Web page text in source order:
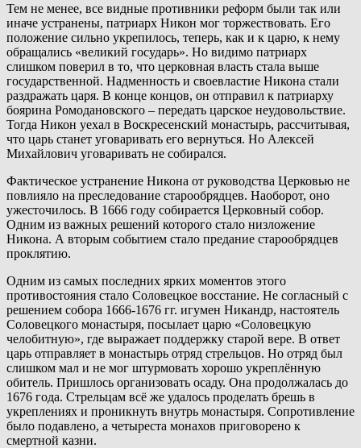
Тем не менее, все видные противники реформ были так или
иначе устранены, патриарх Никон мог торжествовать. Его
положение сильно укрепилось, теперь, как и к царю, к нему
обращались «великий государь». Но видимо патриарх
слишком поверил в то, что церковная власть стала выше
государственной. Надменность и своевластие Никона стали
раздражать царя. В конце концов, он отправил к патриарху
боярина Ромодановского – передать царское неудовольствие.
Тогда Никон уехал в Воскресенский монастырь, рассчитывая,
что царь станет уговаривать его вернуться. Но Алексей
Михайлович уговаривать не собирался.
Фактическое устранение Никона от руководства Церковью не
повлияло на преследование старообрядцев. Наоборот, оно
ужесточилось. В 1666 году собирается Церковный собор.
Одним из важных решений которого стало низложение
Никона. А вторым событием стало предание старообрядцев
проклятию.
Одним из самых последних ярких моментов этого
противостояния стало Соловецкое восстание. Не согласный с
решением собора 1666-1676 гг. игумен Никандр, настоятель
Соловецкого монастыря, посылает царю «Соловецкую
челобитную», где выражает поддержку старой вере. В ответ
царь отправляет в монастырь отряд стрельцов. Но отряд был
слишком мал и не мог штурмовать хорошо укреплённую
обитель. Пришлось организовать осаду. Она продолжалась до
1676 года. Стрельцам всё же удалось проделать брешь в
укреплениях и проникнуть внутрь монастыря. Сопротивление
было подавлено, а четыреста монахов приговорено к
смертной казни.